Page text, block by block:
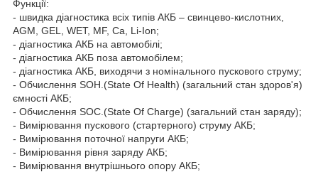
Функції:
- швидка діагностика всіх типів АКБ – свинцево-кислотних,
AGM, GEL, WET, MF, Са, Li-Ion;
- діагностика АКБ на автомобілі;
- діагностика АКБ поза автомобілем;
- діагностика АКБ, виходячи з номінального пускового струму;
- Обчислення SOH.(State Of Health) (загальний стан здоров'я)
ємності АКБ;
- Обчислення SOC.(State Of Charge) (загальний стан заряду);
- Вимірювання пускового (стартерного) струму АКБ;
- Вимірювання поточної напруги АКБ;
- Вимірювання рівня заряду АКБ;
- Вимірювання внутрішнього опору АКБ;